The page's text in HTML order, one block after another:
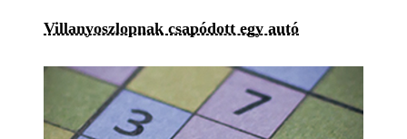
Villanyoszlopnak csapódott egy autó